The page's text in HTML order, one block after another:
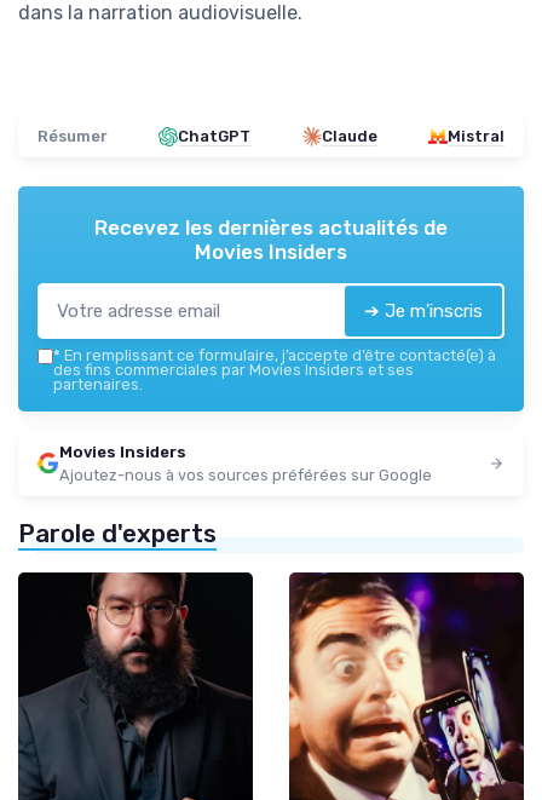
dans la narration audiovisuelle.
Résumer ChatGPT Claude Mistral
Recevez les dernières actualités de
Movies Insiders
➔ Je m'inscris
* En remplissant ce formulaire, j’accepte d’être contacté(e) à
des fins commerciales par Movies Insiders et ses
partenaires.
Movies Insiders
Ajoutez-nous à vos sources préférées sur Google
Parole d'experts